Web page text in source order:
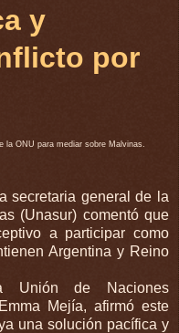
y
por
ONU para mediar sobre Malvinas.
secretaria general de la
(Unasur) comentó que
a participar como
Argentina y Reino
Unión de Naciones
Mejía, afirmó este
una solución pacífica y